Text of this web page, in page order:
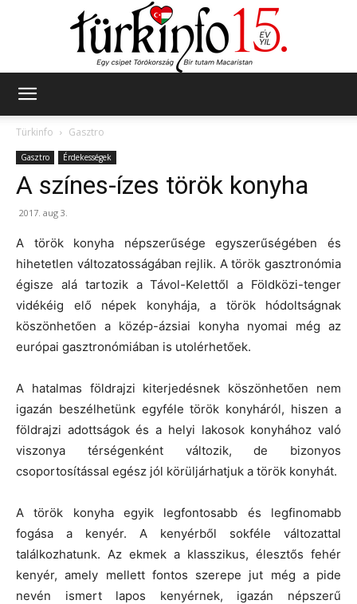
Türkinfo
Gasztro
Gasztro Érdekességek
A színes-ízes török konyha
2017. aug 3.
A török konyha népszerűsége egyszerűségében és
hihetetlen változatosságában rejlik. A török gasztronómia
égisze alá tartozik a Távol-Kelettől a Földközi-tenger
vidékéig elő népek konyhája, a török hódoltságnak
köszönhetően a közép-ázsiai konyha nyomai még az
európai gasztronómiában is utolérhetőek.
A hatalmas földrajzi kiterjedésnek köszönhetően nem
igazán beszélhetünk egyféle török konyháról, hiszen a
földrajzi adottságok és a helyi lakosok konyhához való
viszonya térségenként változik, de bizonyos
csoportosítással egész jól körüljárhatjuk a török konyhát.
A török konyha egyik legfontosabb és legfinomabb
fogása a kenyér. A kenyérből sokféle változattal
találkozhatunk. Az ekmek a klasszikus, élesztős fehér
kenyér, amely mellett fontos szerepe jut még a pide
nevén ismert lapos kenyérnek, igazán népszerű